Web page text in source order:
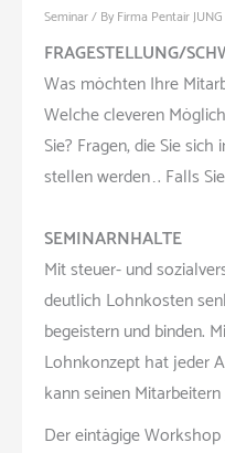
Seminar/ By Firma Pentair
FRAGESTELLUNG/
Was möchten Ihre
Welche cleveren
Sie? Fragen, die Sie
stellen werden…. Falls
SEMINARNHALTE
Mit steuer- und
deutlich Lohnkosten
begeistern und binden.
Lohnkonzept hat jeder
kann seinen
Der eintägige